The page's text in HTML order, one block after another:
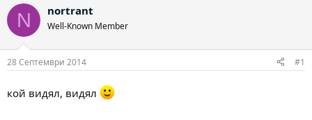
т
о
ч
л
а
д
т
N nortrant
Well-Known Member
28 Септември 2014 #1
кой видял, видял